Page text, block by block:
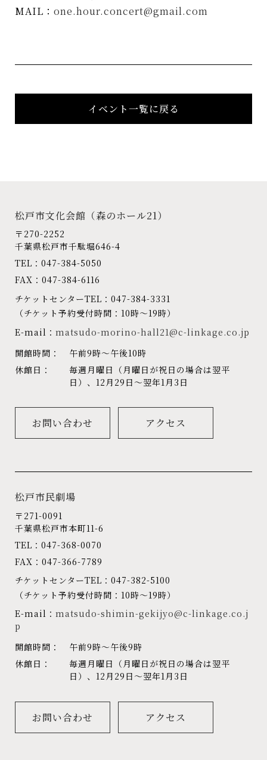
MAIL： one.hour.concert@gmail.com
イベント一覧に戻る
松戸市文化会館 （森のホール21）
〒270-2252
千葉県松戸市千駄堀646-4
TEL：047-384-5050
FAX：047-384-6116
チケットセンターTEL：047-384-3331
（チケット予約受付時間：10時～19時）
E-mail： matsudo-morino-hall21@c-linkage.co.jp
開館時間：
午前9時～午後10時
休館日：
毎週月曜日（月曜日が祝日の場合は翌平
日）、12月29日～翌年1月3日
お問い合わせ アクセス
松戸市民劇場
〒271-0091
千葉県松戸市本町11-6
TEL：047-368-0070
FAX：047-366-7789
チケットセンターTEL：047-382-5100
（チケット予約受付時間：10時～19時）
E-mail： matsudo-shimin-gekijyo@c-linkage.co.j
p
開館時間：
午前9時～午後9時
休館日：
毎週月曜日（月曜日が祝日の場合は翌平
日）、12月29日～翌年1月3日
お問い合わせ アクセス